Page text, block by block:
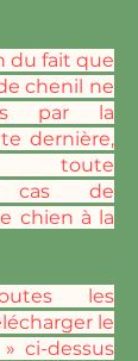
du fait que
chenil ne
par la
dernière,
toute
cas de
chien à la
les
le
ci-dessus